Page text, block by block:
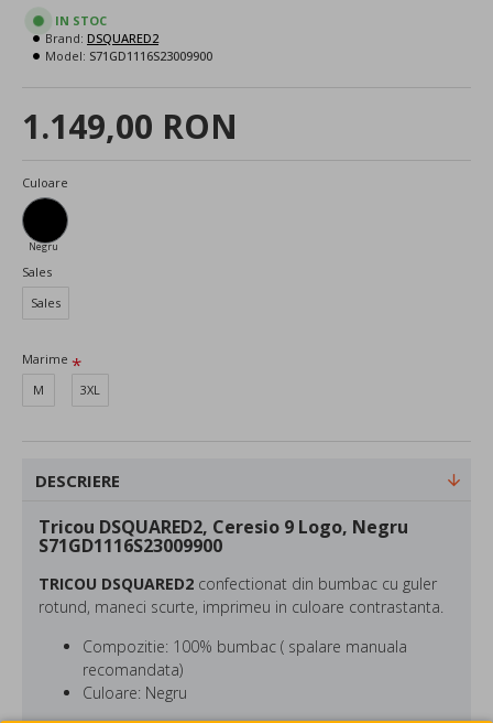
1.149,00 RON
IN STOC
Brand: DSQUARED2
Model: S71GD1116S23009900
Culoare
Negru
Sales
Sales
Marime
M
3XL
DESCRIERE
Tricou DSQUARED2, Ceresio 9 Logo, Negru
S71GD1116S23009900
TRICOU DSQUARED2 confectionat din bumbac cu guler
rotund, maneci scurte, imprimeu in culoare contrastanta.
Compozitie: 100% bumbac ( spalare manuala
recomandata)
Culoare: Negru